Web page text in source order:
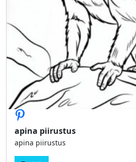
apina piirustus
apina piirustus